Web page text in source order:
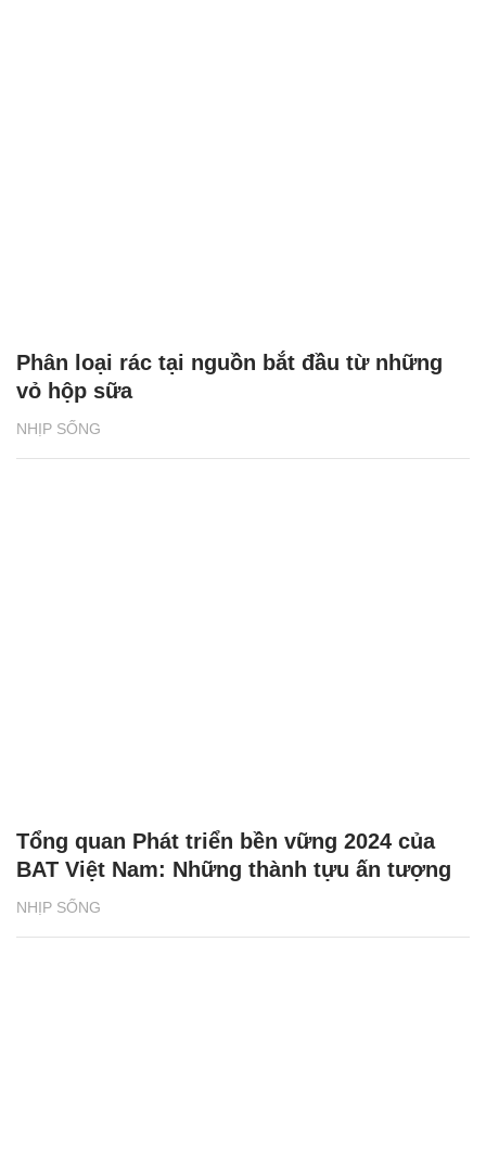
NHỊP SỐNG
Phân loại rác tại nguồn bắt đầu từ những
vỏ hộp sữa
NHỊP SỐNG
Tổng quan Phát triển bền vững 2024 của
BAT Việt Nam: Những thành tựu ấn tượng